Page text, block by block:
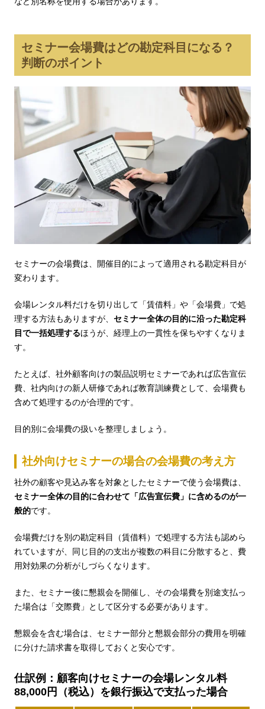
セミナー会場費はどの勘定科目になる？
判断のポイント
セミナーの会場費は、開催目的によって適用される勘定科目が
変わります。
会場レンタル料だけを切り出して「賃借料」や「会場費」で処
理する方法もありますが、 セミナー全体の目的に沿った勘定科
目で一括処理するほうが、経理上の一貫性を保ちやすくなりま
す。
たとえば、社外顧客向けの製品説明セミナーであれば広告宣伝
費、社内向けの新人研修であれば教育訓練費として、会場費も
含めて処理するのが合理的です。
目的別に会場費の扱いを整理しましょう。
社外向けセミナーの場合の会場費の考え方
社外の顧客や見込み客を対象としたセミナーで使う会場費は、
セミナー全体の目的に合わせて「広告宣伝費」に含めるのが一
般的です。
会場費だけを別の勘定科目（賃借料）で処理する方法も認めら
れていますが、同じ目的の支出が複数の科目に分散すると、費
用対効果の分析がしづらくなります。
また、セミナー後に懇親会を開催し、その会場費を別途支払っ
た場合は「交際費」として区分する必要があります。
懇親会を含む場合は、セミナー部分と懇親会部分の費用を明確
に分けた請求書を取得しておくと安心です。
仕訳例：顧客向けセミナーの会場レンタル料
88,000円（税込）を銀行振込で支払った場合